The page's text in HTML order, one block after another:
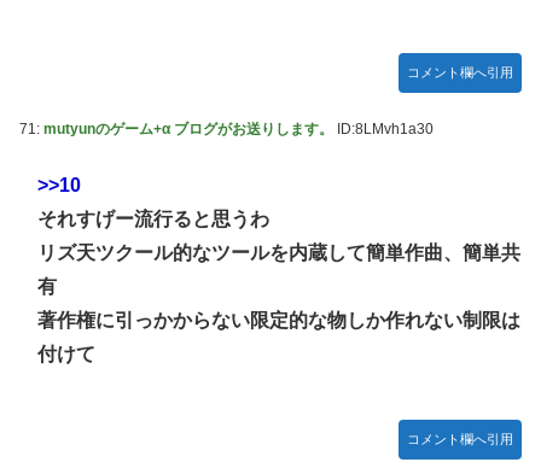
ガキ「世界を救います」←飽きた。おっさんにしろ
ラブライブ！の犬、だいたい老犬
【朗報】AKB48 ロッテとコラボ決定！！
【ウマ娘】コミケで配布予定だった非公式グッズ「オグリキ
ャップタマモクロスアクリル定規」意外(?)な落とし穴によ
り配布を撤回することに…
【にじさんじ】石神がミームを堪能しとる
ドラマー兼編曲家「ハロプロのいう『16ビートを刻む』って
16ビートじゃなくて8ビートのウラ(アップビート)を意識す
韓国人「韓国サッカー協会の性接待報道、海外でも大騒ぎ
に・・・2002年W杯4強の記録取り消しの声も」→「マジで
コメント欄へ引用
71: mutyunのゲーム+α ブログがお送りします。 ID:8LMvh1a30
>>10
それすげー流行ると思うわ
リズ天ツクール的なツールを内蔵して簡単作曲、簡単共
有
著作権に引っかからない限定的な物しか作れない制限は
付けて
コメント欄へ引用